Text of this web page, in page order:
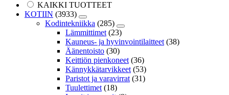
KAIKKI TUOTTEET
KOTIIN (3933)
Kodintekniikka (285)
Lämmittimet (23)
Kauneus- ja hyvinvointilaitteet (38)
Äänentoisto (30)
Keittiön pienkoneet (36)
Kännykkätarvikkeet (53)
Paristot ja varavirrat (31)
Tuulettimet (18)